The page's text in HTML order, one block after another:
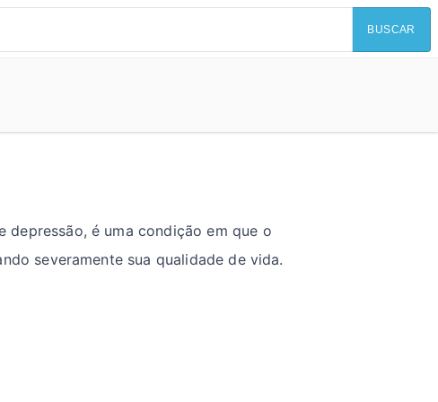
BUSCAR
depressão, é uma condição em que o
severamente sua qualidade de vida.